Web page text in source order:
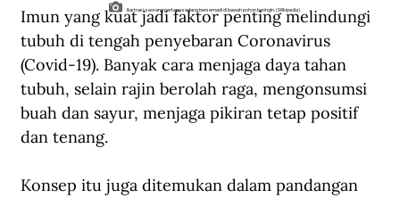
Ilustrasi: seorang pertapa sedang bersemadi di bawah pohon beringin. (Wikipedia).
Imun yang kuat jadi faktor penting melindungi
tubuh di tengah penyebaran Coronavirus
(Covid-19). Banyak cara menjaga daya tahan
tubuh, selain rajin berolah raga, mengonsumsi
buah dan sayur, menjaga pikiran tetap positif
dan tenang.
Konsep itu juga ditemukan dalam pandangan